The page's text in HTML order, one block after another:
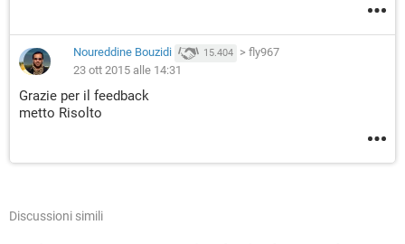
Noureddine Bouzidi 15.404 > fly967
23 ott 2015 alle 14:31
Grazie per il feedback
metto Risolto
Discussioni simili